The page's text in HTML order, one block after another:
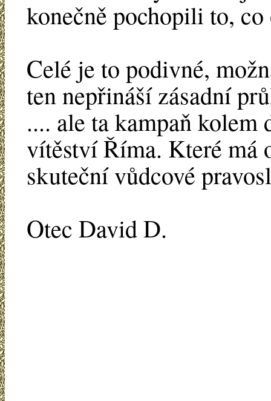
konečně pochopili to,
Celé je to podivné,
ten nepřináší zásadní
.... ale ta kampaň kolem
vítěství Říma. Které má
skuteční vůdcové
Otec David D.